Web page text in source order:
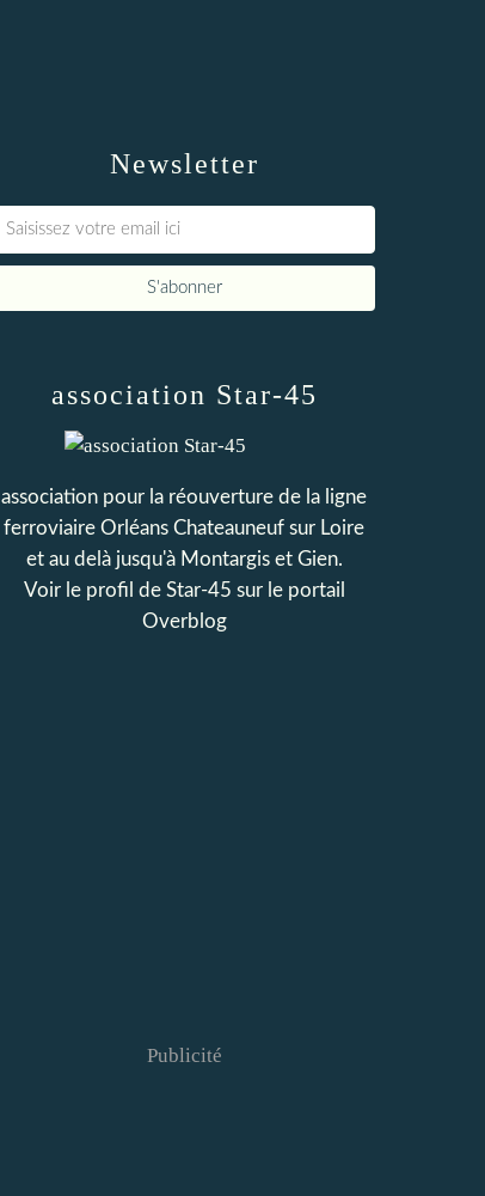
Newsletter
association Star-45
association pour la réouverture de la ligne
ferroviaire Orléans Chateauneuf sur Loire
et au delà jusqu'à Montargis et Gien.
Voir le profil de Star-45 sur le portail
Overblog
Publicité